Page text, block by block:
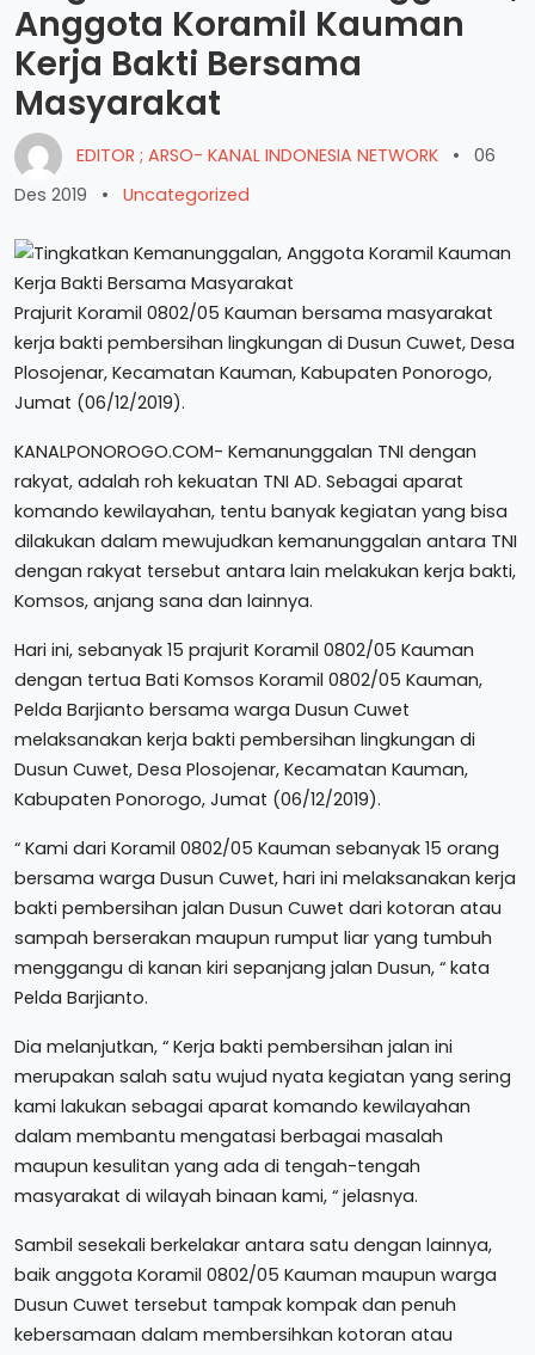
Anggota Koramil Kauman
Kerja Bakti Bersama
Masyarakat
EDITOR ; ARSO- KANAL INDONESIA NETWORK •
06
Des 2019
• Uncategorized
Prajurit Koramil 0802/05 Kauman bersama masyarakat
kerja bakti pembersihan lingkungan di Dusun Cuwet, Desa
Plosojenar, Kecamatan Kauman, Kabupaten Ponorogo,
Jumat (06/12/2019).
KANALPONOROGO.COM- Kemanunggalan TNI dengan
rakyat, adalah roh kekuatan TNI AD. Sebagai aparat
komando kewilayahan, tentu banyak kegiatan yang bisa
dilakukan dalam mewujudkan kemanunggalan antara TNI
dengan rakyat tersebut antara lain melakukan kerja bakti,
Komsos, anjang sana dan lainnya.
Hari ini, sebanyak 15 prajurit Koramil 0802/05 Kauman
dengan tertua Bati Komsos Koramil 0802/05 Kauman,
Pelda Barjianto bersama warga Dusun Cuwet
melaksanakan kerja bakti pembersihan lingkungan di
Dusun Cuwet, Desa Plosojenar, Kecamatan Kauman,
Kabupaten Ponorogo, Jumat (06/12/2019).
“ Kami dari Koramil 0802/05 Kauman sebanyak 15 orang
bersama warga Dusun Cuwet, hari ini melaksanakan kerja
bakti pembersihan jalan Dusun Cuwet dari kotoran atau
sampah berserakan maupun rumput liar yang tumbuh
menggangu di kanan kiri sepanjang jalan Dusun, “ kata
Pelda Barjianto.
Dia melanjutkan, “ Kerja bakti pembersihan jalan ini
merupakan salah satu wujud nyata kegiatan yang sering
kami lakukan sebagai aparat komando kewilayahan
dalam membantu mengatasi berbagai masalah
maupun kesulitan yang ada di tengah-tengah
masyarakat di wilayah binaan kami, “ jelasnya.
Sambil sesekali berkelakar antara satu dengan lainnya,
baik anggota Koramil 0802/05 Kauman maupun warga
Dusun Cuwet tersebut tampak kompak dan penuh
kebersamaan dalam membersihkan kotoran atau